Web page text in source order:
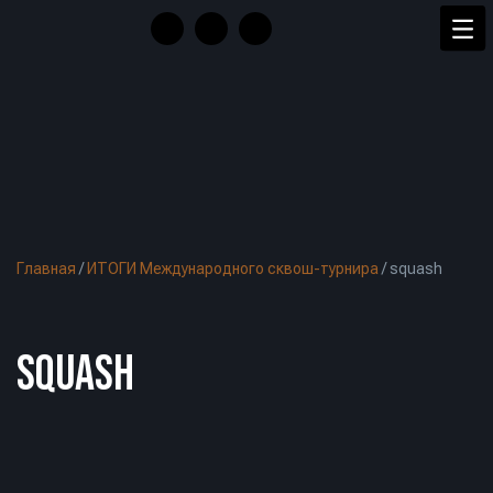
Главная / ИТОГИ Международного сквош-турнира /squash
SQUASH